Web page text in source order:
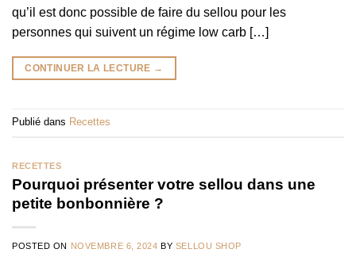
qu’il est donc possible de faire du sellou pour les
personnes qui suivent un régime low carb […]
CONTINUER LA LECTURE →
Publié dans Recettes
RECETTES
Pourquoi présenter votre sellou dans une
petite bonbonnière ?
POSTED ON NOVEMBRE 6, 2024 BY SELLOU SHOP